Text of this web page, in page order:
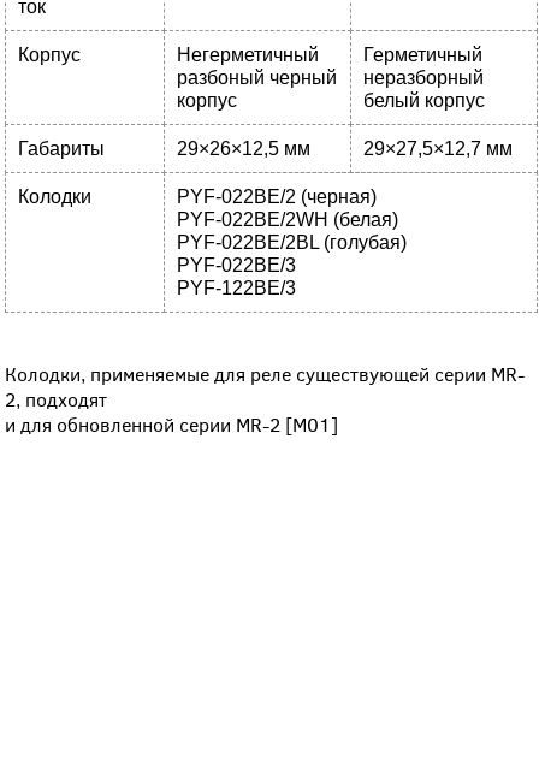
ток
Корпус
Негерметичный
разбоный черный
корпус
Герметичный
неразборный
белый корпус
Габариты 29×26×12,5 мм 29×27,5×12,7 мм
Колодки
PYF-022BE/2 (черная)
PYF-022BE/2WH (белая)
PYF-022BE/2BL (голубая)
PYF-022BE/3
PYF-122BE/3
Колодки, применяемые для реле существующей серии MR-
2, подходят
и для обновленной серии MR-2 [M01]